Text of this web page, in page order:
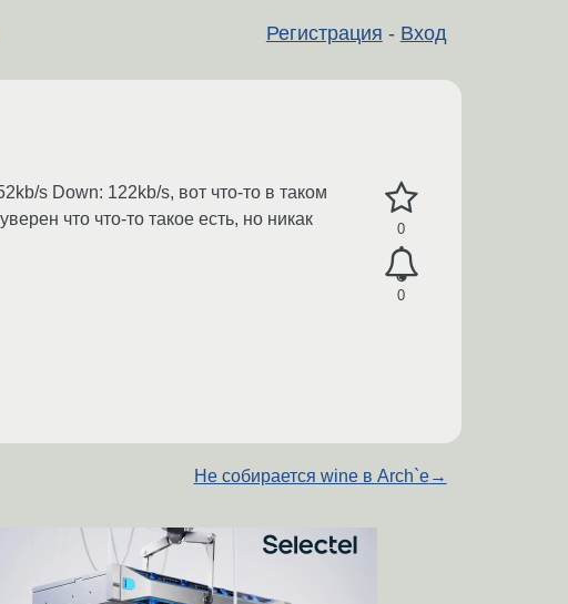
Регистрация - Вход
0
0
s Down: 122kb/s, вот что-то в таком
что что-то такое есть, но никак
Не собирается wine в Arch`е→